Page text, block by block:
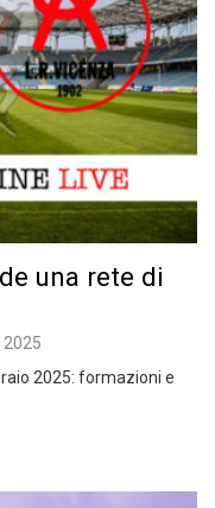
una rete di
2025
2025: formazioni e